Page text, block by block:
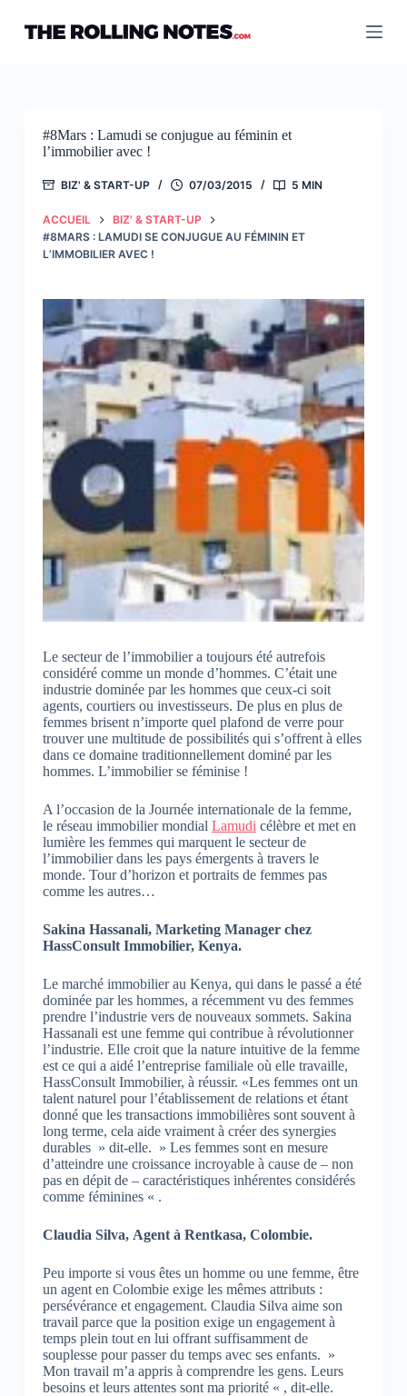
contenu
#8Mars : Lamudi se conjugue au féminin et
l’immobilier avec !
BIZ' & START-UP 07/03/2015 5 MIN
ACCUEIL
BIZ' & START-UP
#8MARS : LAMUDI SE CONJUGUE AU FÉMININ ET
L’IMMOBILIER AVEC !
Le secteur de l’immobilier a toujours été autrefois
considéré comme un monde d’hommes. C’était une
industrie dominée par les hommes que ceux-ci soit
agents, courtiers ou investisseurs. De plus en plus de
femmes brisent n’importe quel plafond de verre pour
trouver une multitude de possibilités qui s’offrent à elles
dans ce domaine traditionnellement dominé par les
hommes. L’immobilier se féminise !
A l’occasion de la Journée internationale de la femme,
le réseau immobilier mondial Lamudi célèbre et met en
lumière les femmes qui marquent le secteur de
l’immobilier dans les pays émergents à travers le
monde. Tour d’horizon et portraits de femmes pas
comme les autres…
Sakina Hassanali, Marketing Manager chez
HassConsult Immobilier, Kenya.
Le marché immobilier au Kenya, qui dans le passé a été
dominée par les hommes, a récemment vu des femmes
prendre l’industrie vers de nouveaux sommets. Sakina
Hassanali est une femme qui contribue à révolutionner
l’industrie. Elle croit que la nature intuitive de la femme
est ce qui a aidé l’entreprise familiale où elle travaille,
HassConsult Immobilier, à réussir. «Les femmes ont un
talent naturel pour l’établissement de relations et étant
donné que les transactions immobilières sont souvent à
long terme, cela aide vraiment à créer des synergies
durables » dit-elle. » Les femmes sont en mesure
d’atteindre une croissance incroyable à cause de – non
pas en dépit de – caractéristiques inhérentes considérés
comme féminines « .
Claudia Silva, Agent à Rentkasa, Colombie.
Peu importe si vous êtes un homme ou une femme, être
un agent en Colombie exige les mêmes attributs :
persévérance et engagement. Claudia Silva aime son
travail parce que la position exige un engagement à
temps plein tout en lui offrant suffisamment de
souplesse pour passer du temps avec ses enfants. »
Mon travail m’a appris à comprendre les gens. Leurs
besoins et leurs attentes sont ma priorité « , dit-elle.